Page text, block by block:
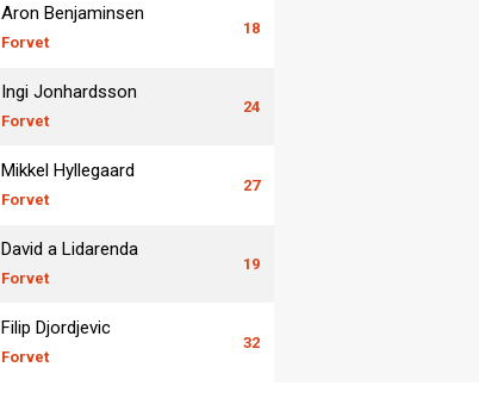
Aron Benjaminsen
Forvet
18
Ingi Jonhardsson
Forvet
24
Mikkel Hyllegaard
Forvet
27
David a Lidarenda
Forvet
19
Filip Djordjevic
Forvet
32